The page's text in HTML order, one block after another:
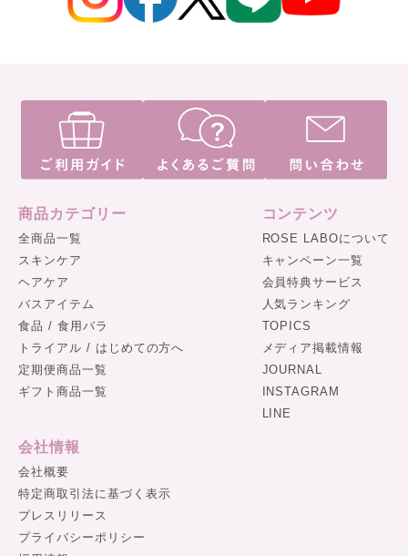
商品カテゴリー
全商品一覧
スキンケア
ヘアケア
バスアイテム
食品 / 食用バラ
トライアル / はじめての方へ
定期便商品一覧
ギフト商品一覧
コンテンツ
ROSE LABOについて
キャンペーン一覧
会員特典サービス
人気ランキング
TOPICS
メディア掲載情報
JOURNAL
INSTAGRAM
LINE
会社情報
会社概要
特定商取引法に基づく表示
プレスリリース
プライバシーポリシー